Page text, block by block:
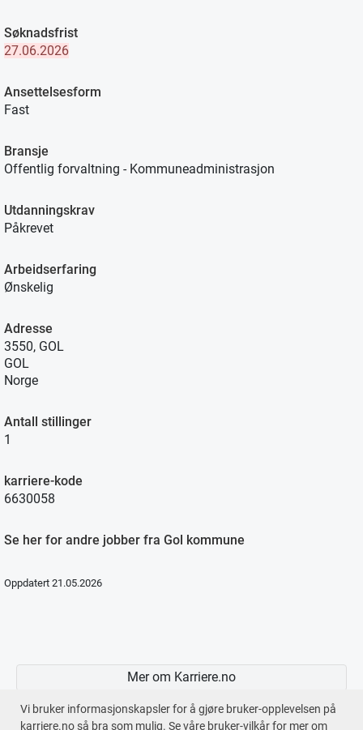
Vi bruker informasjonskapsler for å gjøre bruker-opplevelsen på
karriere.no så bra som mulig. Se våre bruker-vilkår for mer om
Søknadsfrist
27.06.2026
Ansettelsesform
Fast
Bransje
Offentlig forvaltning - Kommuneadministrasjon
Utdanningskrav
Påkrevet
Arbeidserfaring
Ønskelig
Adresse
3550, GOL
GOL
Norge
Antall stillinger
1
karriere-kode
6630058
Se her for andre jobber fra Gol kommune
Oppdatert 21.05.2026
Mer om Karriere.no